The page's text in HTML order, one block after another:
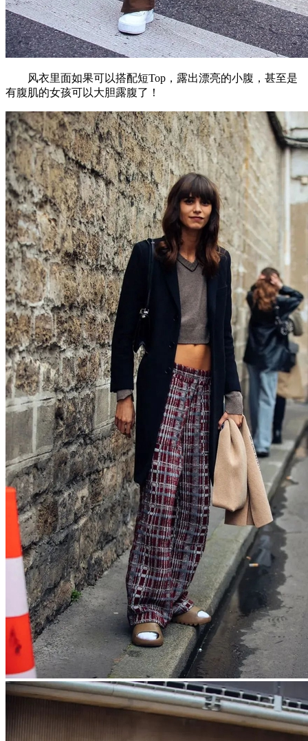
风衣里面如果可以搭配短Top，露出漂亮的小腹，甚至是
有腹肌的女孩可以大胆露腹了！